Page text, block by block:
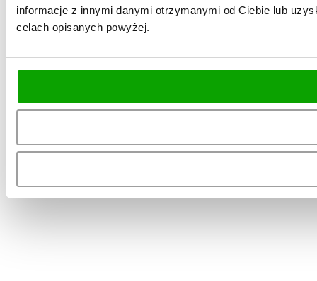
informacje z innymi danymi otrzymanymi od Ciebie lub
celach opisanych powyżej.